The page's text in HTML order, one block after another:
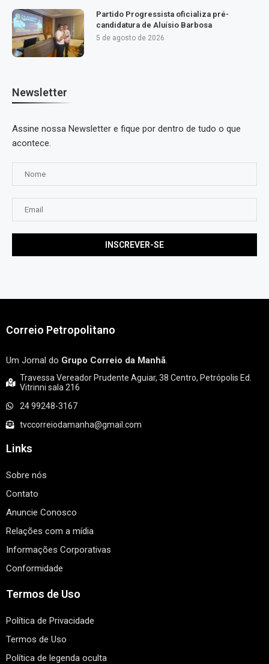
Partido Progressista oficializa pré-
candidatura de Aluísio Barbosa
5 de agosto de 2026
Newsletter
Assine nossa Newsletter e fique por dentro de tudo o que
acontece.
Correio Petropolitano
Um Jornal do Grupo Correio da Manhã.
Travessa Vereador Prudente Aguiar, 38 Centro, Petrópolis Ed.
Vitrinni sala 216
24 99248-3167
tvccorreiodamanha@gmail.com
Links
Sobre nós
Contato
Anuncie Conosco
Relações com a mídia
Informações Corporativas
Conformidade
Termos de Uso
Política de Privacidade
Termos de Uso
Política de legenda oculta